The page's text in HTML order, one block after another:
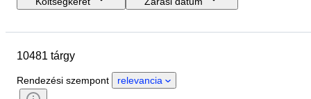
Tárgy
Nem
Időszak
Tanúsítvány
10481 tárgy
Rendezési szempont relevancia